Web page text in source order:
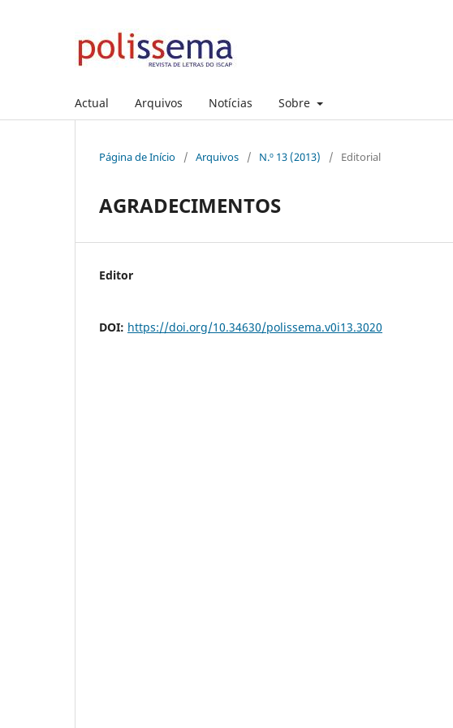
Actual Arquivos Notícias Sobre
Página de Início / Arquivos / N.º 13 (2013) / Editorial
AGRADECIMENTOS
Editor
DOI: https://doi.org/10.34630/polissema.v0i13.3020